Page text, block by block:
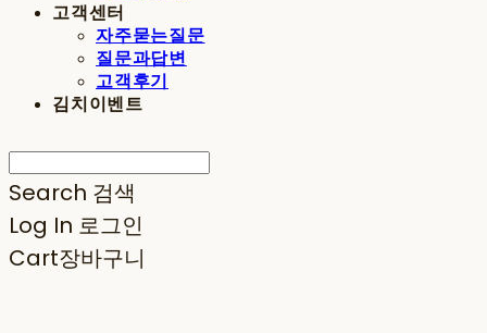
고객센터
자주묻는질문
질문과답변
고객후기
김치이벤트
Search 검색
Log In 로그인
Cart장바구니